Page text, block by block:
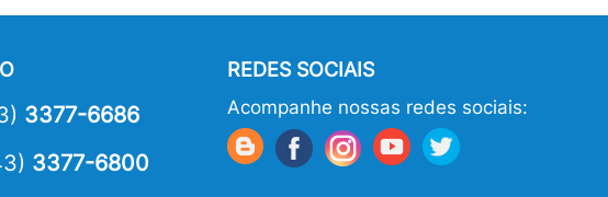
3377-6686
3377-6800
REDES SOCIAIS
Acompanhe nossas redes sociais: